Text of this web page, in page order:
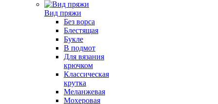
Вид пряжи
Без ворса
Блестящая
Букле
В подмот
Для вязания
крючком
Классическая
крутка
Меланжевая
Мохеровая